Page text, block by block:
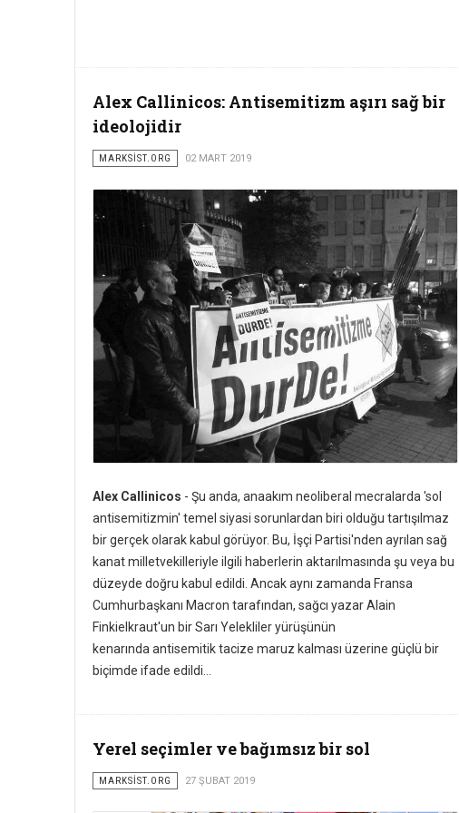
Alex Callinicos: Antisemitizm aşırı sağ bir
ideolojidir
MARKSİST.ORG 02 MART 2019
Alex Callinicos - Şu anda, anaakım neoliberal mecralarda 'sol
antisemitizmin' temel siyasi sorunlardan biri olduğu tartışılmaz
bir gerçek olarak kabul görüyor. Bu, İşçi Partisi'nden ayrılan sağ
kanat milletvekilleriyle ilgili haberlerin aktarılmasında şu veya bu
düzeyde doğru kabul edildi. Ancak aynı zamanda Fransa
Cumhurbaşkanı Macron tarafından, sağcı yazar Alain
Finkielkraut'un bir Sarı Yelekliler yürüşünün
kenarında antisemitik tacize maruz kalması üzerine güçlü bir
biçimde ifade edildi...
Yerel seçimler ve bağımsız bir sol
MARKSİST.ORG 27 ŞUBAT 2019